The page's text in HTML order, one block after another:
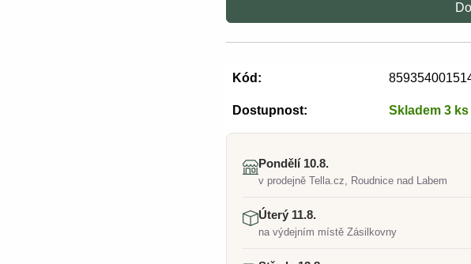
Kód:
Dostupnost: Skladem 3 ks
Pondělí 10.8.
v prodejně Tella.cz, Roudnice nad Labem
Úterý 11.8.
na výdejním místě Zásilkovny